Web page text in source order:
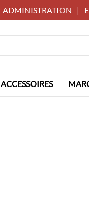
ADMINISTRATION |
ACCESSOIRES